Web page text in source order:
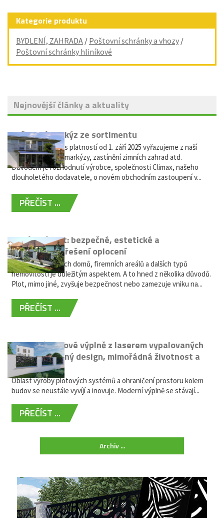
Kategorie produktu
BYDLENÍ, ZAHRADA / Poštovní schránky a vhozy /
Poštovní schránky hliníkové
Nejnovější články a aktuality
Vyřazení markýz ze sortimentu
Vážení zákazníci, s platností od 1. září 2025 vyřazujeme z naší
nabídky výsuvné markýzy, zastínění zimních zahrad atd.
Důvodem je rozhodnutí výrobce, společnosti Climax, našeho
dlouholetého dodavatele, o novém obchodním zastoupení v...
PŘEČÍST ...
Hliníkový plot: bezpečné, estetické a
bezúdržbové řešení oplocení
Oplocení rodinných domů, firemních areálů a dalších typů
nemovitostí je důležitým aspektem. A to hned z několika důvodů.
Plot, mimo jiné, zvyšuje bezpečnost nebo zamezuje vniku na...
PŘEČÍST ...
Moderní plotové výplně z laserem vypalovaných
kovů: výjimečný design, mimořádná životnost a
žádná údržba
Oblast výroby plotových systémů a ohraničení prostoru kolem
budov se neustále vyvíjí a inovuje. Moderní výplně se stávají...
PŘEČÍST ...
Archiv ...